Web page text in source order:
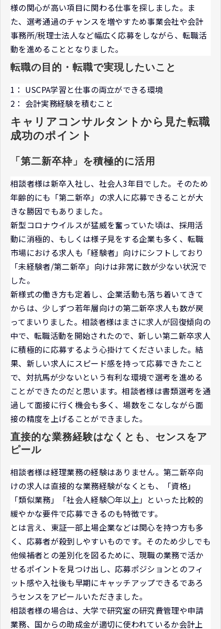
様の関心が高い項目に関わる仕事を探しました。ま
た、選考通過のチャンスを増やすため事業会社や会計
事務所/税理士法人など幅広く応募をしながら、転職活
動を進めることとなりました。
転職の目的・転職で実現したいこと
1： USCPA学習と仕事の両立ができる環境
2： 会計実務経験を積むこと
キャリアコンサルタントから見た転職
成功のポイント
「第二新卒枠」を積極的に活用
相談者様は新卒入社し、社会人3年目でした。そのため
年齢的にも「第二新卒」の求人に応募できることが大
きな勝因でもありました。
新型コロナウイルスが猛威を奮っていた頃は、採用活
動に消極的、もしくは様子見をする企業も多く、転職
市場における求人も「経験者」向けにシフトしており
「未経験者/第二新卒」向けは非常に数が少ない状況で
した。
新様式の働き方も定着し、企業活動も落ち着いてきて
からは、少しずつ若年層向けの第二新卒求人も数が戻
ってまいりました。相談者様はまさに求人が回復傾向の
中で、転職活動を開始されたので、新しい第二新卒求人
に積極的に応募するよう心掛けてくださいました。結
果、新しい求人にスピード感を持って応募できたこと
で、対抗馬が少ないという有利な環境で選考を進める
ことができたのだと思います。相談者様は書類選考を通
過して面接に行く機会も多く、場数をこなしながら面
接の精度を上げることができました。
直接的な業務経験はなくとも、センスをア
ピール
相談者様は経理業務の経験はありません。第二新卒向
けの求人は直接的な業務経験がなくとも、「資格」
「類似業務」「社会人経験〇年以上」といった比較的
緩やかな要件で応募できるのも特徴です。
とは言え、東証一部上場企業などは関心を持つ方も多
く、応募者が殺到しやすいものです。そのため少しでも
他候補者との差別化を図るために、現職の業務で活か
せるポイントを見つけ出し、応募ポジションとのフィ
ット感や入社後も早期にキャッチアップできるであろ
うセンスをアピールいただきました。
相談者様の場合は、大学で研究室の研究費管理や申請
業務、国からの助成金が適切に使われているか会計上